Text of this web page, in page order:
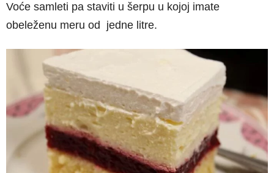
Voće samleti pa staviti u šerpu u kojoj imate
obeleženu meru od jedne litre.